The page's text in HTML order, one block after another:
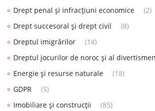
Drept penal și infracțiuni economice
(2)
Drept succesoral și drept civil
(8)
Dreptul imigrărilor
(14)
Dreptul jocurilor de noroc și al
Energie și resurse naturale
(18)
GDPR
(5)
Imobiliare și construcții
(85)